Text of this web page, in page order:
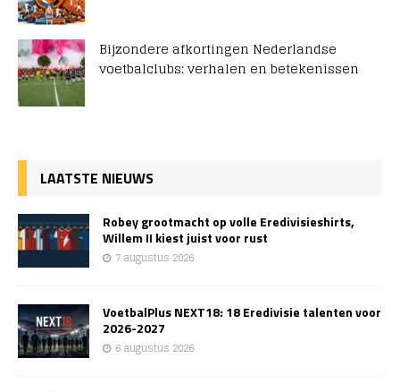
Bijzondere afkortingen Nederlandse
voetbalclubs: verhalen en betekenissen
LAATSTE NIEUWS
Robey grootmacht op volle Eredivisieshirts,
Willem II kiest juist voor rust
7 augustus 2026
VoetbalPlus NEXT18: 18 Eredivisie talenten voor
2026-2027
6 augustus 2026